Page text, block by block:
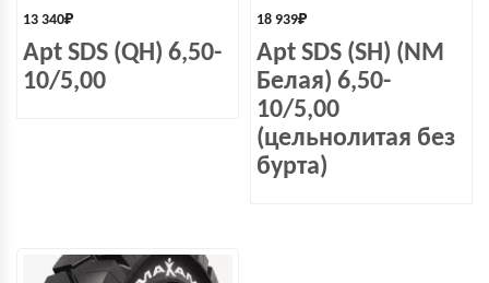
13 340₽
Apt SDS (QH) 6,50-
10/5,00
18 939₽
Apt SDS (SH) (NM
Белая) 6,50-
10/5,00
(цельнолитая без
бурта)